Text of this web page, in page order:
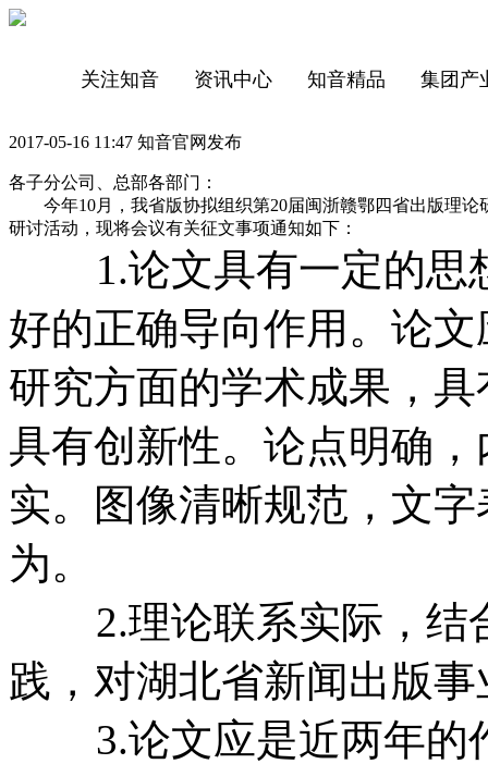
关注知音 资讯中心 知音精品 集团产
2017-05-16 11:47 知音官网发布
各子分公司、总部各部门：
今年10月，我省版协拟组织第20届闽浙赣鄂四省出版理论
研讨活动，现将会议有关征文事项通知如下：
1.论文具有一定的思
好的正确导向作用。论
研究方面的学术成果，
具有创新性。论点明确
实。图像清晰规范，文
为。
2.理论联系实际，结
践，对湖北省新闻出版
3.论文应是近两年的